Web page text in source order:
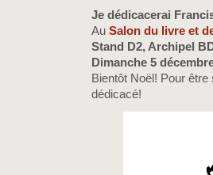
Je dédicacerai
Au Salon du livre et
Stand D2, Archipel
Dimanche 5
Bientôt Noël! Pour
dédicacé!